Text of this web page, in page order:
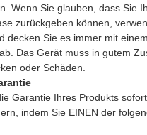
Wenn Sie glauben, dass Sie
zurückgeben können,
decken Sie es immer mit
Das Gerät muss in gutem
oder Schäden.
Garantie Ihres Produkts
indem Sie EINEN der